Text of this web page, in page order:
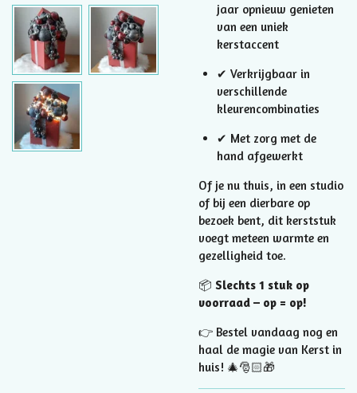
jaar opnieuw genieten
van een uniek
kerstaccent
✔ Verkrijgbaar in
verschillende
kleurencombinaties
✔ Met zorg met de
hand afgewerkt
Of je nu thuis, in een studio
of bij een dierbare op
bezoek bent, dit kerststuk
voegt meteen warmte en
gezelligheid toe.
📦 Slechts 1 stuk op
voorraad – op = op!
👉 Bestel vandaag nog en
haal de magie van Kerst in
huis! 🎄🎅🏻🎁